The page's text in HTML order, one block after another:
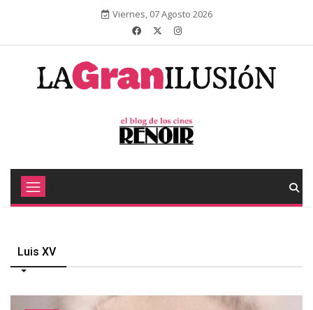
Viernes, 07 Agosto 2026
Luis XV